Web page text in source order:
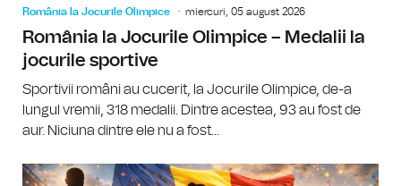
România la Jocurile Olimpice miercuri, 05 august 2026
România la Jocurile Olimpice – Medalii la
jocurile sportive
Sportivii români au cucerit, la Jocurile Olimpice, de-a
lungul vremii, 318 medalii. Dintre acestea, 93 au fost de
aur. Niciuna dintre ele nu a fost...